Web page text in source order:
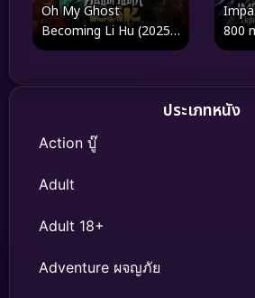
Oh My Ghost
Becoming Li Hu (2025)
หอแต๋วแตกแหกหลีหู
800
ประเภทหนัง
Action บู๊
Adult
Adult 18+
Adventure ผจญภัย